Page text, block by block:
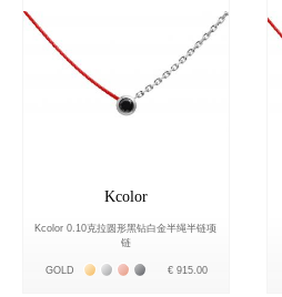
Kcolor
Kcolor 0.10克拉圆形黑钻白金半绳半链项
链
GOLD Жёлтое золото 18К
Белое золото 18К
Розовое золото 18К
Чёрное золото 18К
€ 915.00